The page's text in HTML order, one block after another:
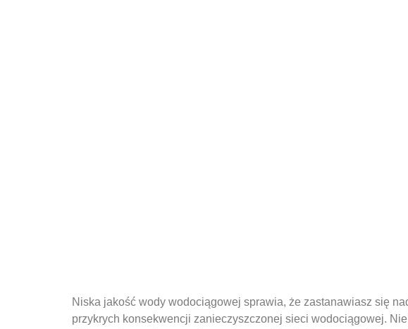
Niska jakość wody wodociągowej sprawia, że ​​zastanawiasz się
przykrych konsekwencji zanieczyszczonej sieci wodociągowej.